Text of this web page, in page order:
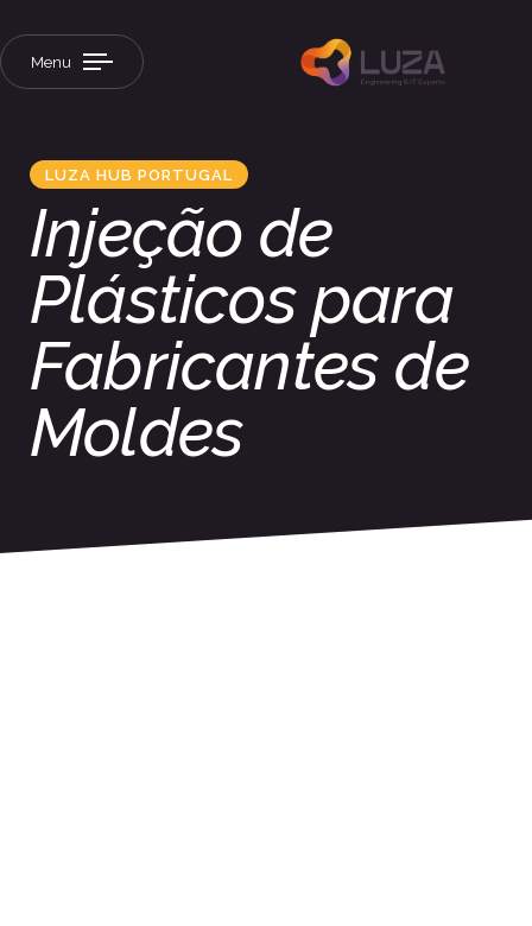
Menu
LUZA HUB PORTUGAL
Injeção de
Plásticos para
Fabricantes de
Moldes